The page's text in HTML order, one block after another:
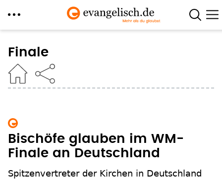
zum
Inhalt
Finale
Bischöfe glauben im WM-
Finale an Deutschland
Spitzenvertreter der Kirchen in Deutschland